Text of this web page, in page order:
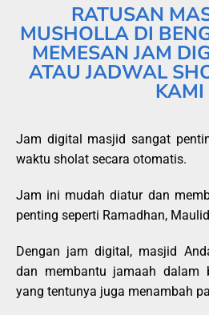
RATUSAN
MUSHOLLA DI
MEMESAN JAM
ATAU JADWAL
KAMI
Jam digital masjid sangat
waktu sholat secara otomatis.
Jam ini mudah diatur dan
penting seperti Ramadhan,
Dengan jam digital, masjid
dan membantu jamaah dalam
yang tentunya juga menambah